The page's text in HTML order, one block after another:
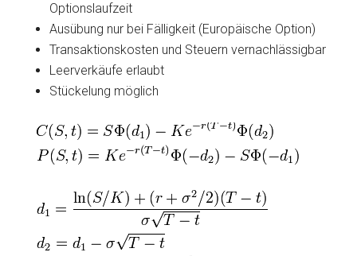
Optionslaufzeit
Ausübung nur bei Fälligkeit (Europäische Option)
Transaktionskosten und Steuern vernachlässigbar
Leerverkäufe erlaubt
Stückelung möglich